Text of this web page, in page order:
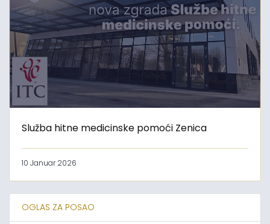
Služba hitne medicinske pomoći Zenica
10 Januar 2026
OGLAS ZA POSAO